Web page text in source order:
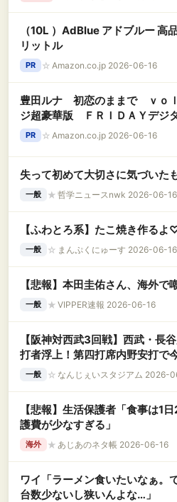
（10L ）AdBlue アドブルー 高
リットル
PR ☆ Amazon.co.jp 2026-06-16
豊田ルナ 初恋のままで ｖｏ
ジ超豪華版 ＦＲＩＤＡＹデジ
PR ☆ Amazon.co.jp 2026-06-16
失って初めて大切さに気づいた
一般 ★ 哲学ニュースnwk 2026-06-16
【ふわとろ系】たこ焼き作るよ
一般 ☆ まんぷくにゅーす 2026-06-16
【悲報】本田圭佑さん、海外で
一般 ★ VIPPER速報 2026-06-16
【阪神対西武3回戦】西武・長
打者浮上！第四打席内野安打で
打！！！！！！
一般 ☆ なんじぇいスタジアム 2026-
【悲報】生活保護者「食事は1
護費が少なすぎる」
海外 ★ あじあのネタ帳 2026-06-16
ワイ「ラーメン食いたいなぁ。
台数少ないし狭いんよな…」